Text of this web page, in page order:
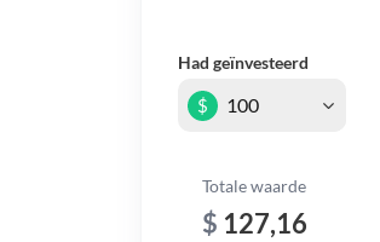
Had geïnvesteerd
$
Totale waarde
$ 127,16